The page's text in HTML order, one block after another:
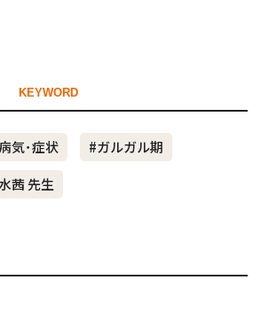
KEYWORD
気･症状
#ガルガル期
茜 先生